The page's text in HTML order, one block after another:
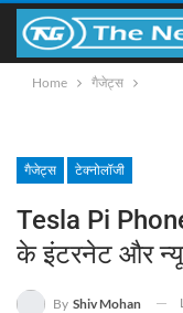
Home गैजेट्स
गैजेट्स टेक्नोलॉजी
Tesla Pi
के इंटरनेट और
By Shiv Mohan